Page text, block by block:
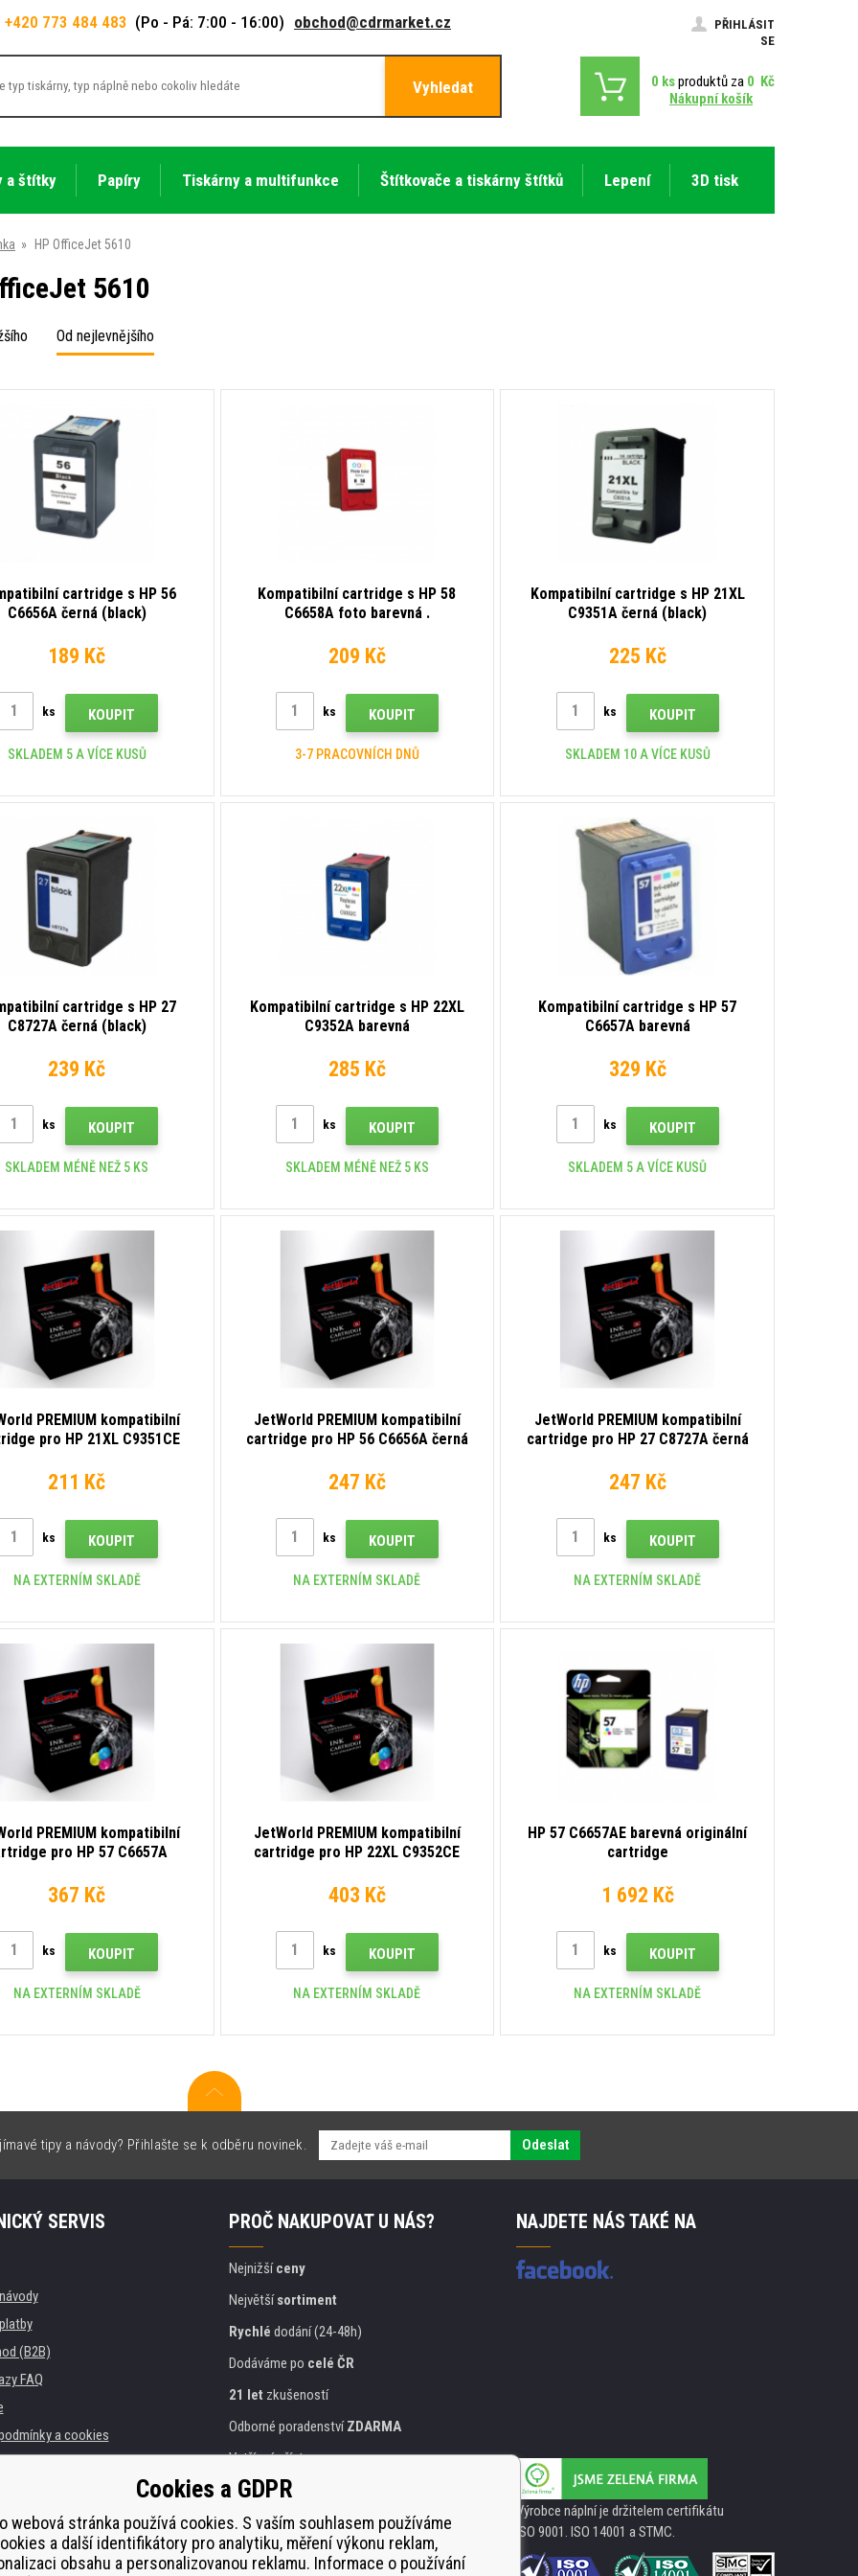
+420 773 484 483 (Po - Pá: 7:00 - 16:00) obchod@cdrmarket.cz
PŘIHLÁSIT
SE
Vyhledat 0 ksproduktů za 0 Kč
Nákupní košík
a štítky Papíry Tiskárny a multifunkce Štítkovače a tiskárny štítků Lepení 3D tisk
» HP OfficeJet 5610
5610
Od nejlevnějšího
cartridge s HP 56
C6656A černá (black)
189 Kč
ks KOUPIT
SKLADEM 5 A VÍCE KUSŮ
Kompatibilní cartridge s HP 58
C6658A foto barevná .
209 Kč
ks KOUPIT
3-7 PRACOVNÍCH DNŮ
Kompatibilní cartridge s HP 21XL
C9351A černá (black)
225 Kč
ks KOUPIT
SKLADEM 10 A VÍCE KUSŮ
cartridge s HP 27
C8727A černá (black)
239 Kč
ks KOUPIT
SKLADEM MÉNĚ NEŽ 5 KS
Kompatibilní cartridge s HP 22XL
C9352A barevná
285 Kč
ks KOUPIT
SKLADEM MÉNĚ NEŽ 5 KS
Kompatibilní cartridge s HP 57
C6657A barevná
329 Kč
ks KOUPIT
SKLADEM 5 A VÍCE KUSŮ
PREMIUM kompatibilní
pro HP 21XL C9351CE
211 Kč
ks KOUPIT
NA EXTERNÍM SKLADĚ
JetWorld PREMIUM kompatibilní
cartridge pro HP 56 C6656A černá
247 Kč
ks KOUPIT
NA EXTERNÍM SKLADĚ
JetWorld PREMIUM kompatibilní
cartridge pro HP 27 C8727A černá
247 Kč
ks KOUPIT
NA EXTERNÍM SKLADĚ
PREMIUM kompatibilní
pro HP 57 C6657A
367 Kč
ks KOUPIT
NA EXTERNÍM SKLADĚ
JetWorld PREMIUM kompatibilní
cartridge pro HP 22XL C9352CE
403 Kč
ks KOUPIT
NA EXTERNÍM SKLADĚ
HP 57 C6657AE barevná originální
cartridge
1 692 Kč
ks KOUPIT
NA EXTERNÍM SKLADĚ
tipy a návody? Přihlašte se k odběru novinek. Odeslat
SERVIS
(B2B)
FAQ
a cookies
PROČ NAKUPOVAT U NÁS?
Nejnižšíceny
Největšísortiment
Rychlé dodání (24-48h)
Dodáváme po celé ČR
21 let zkušeností
Odborné poradenstvíZDARMA
Vstřícný přístup
Zlatýcertifikát
Bezpečnéon-line platby
NAJDETE NÁS TAKÉ NA
Výrobce náplní je držitelem certifikátu
ISO 9001. ISO 14001 a STMC.
Cookies a GDPR
webová stránka používá cookies. S vaším souhlasem používáme
a další identifikátory pro analytiku, měření výkonu reklam,
obsahu a personalizovanou reklamu. Informace o používání